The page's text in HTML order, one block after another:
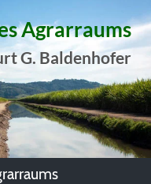
Agrarraums
G. Baldenhofer